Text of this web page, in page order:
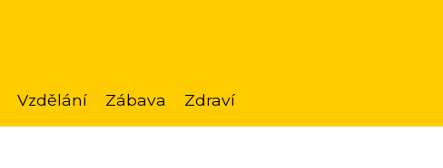
Vzdělání Zábava Zdraví